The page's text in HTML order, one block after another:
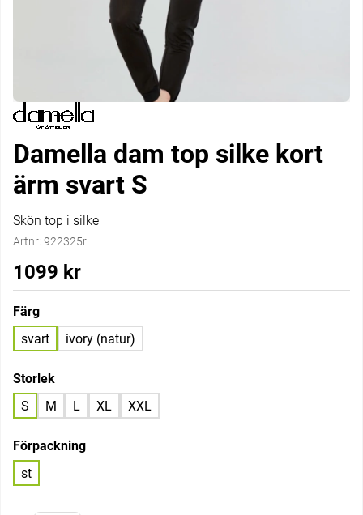
Damella dam top silke kort
ärm svart S
Skön top i silke
Artnr: 922325r
1099 kr
Färg
svart
ivory (natur)
Storlek
S
M L XL XXL
Förpackning
st